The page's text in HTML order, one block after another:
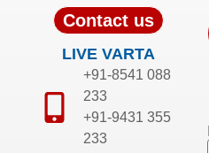
Contact us
LIVE VARTA
+91-8541 088
233
+91-9431 355
233